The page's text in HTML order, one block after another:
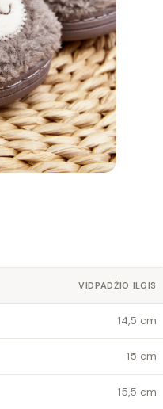
VIDPADŽIO ILGIS
14,5 cm
15 cm
15,5 cm